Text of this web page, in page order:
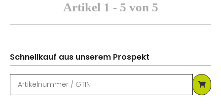
Artikel 1 - 5 von 5
Schnellkauf aus unserem Prospekt